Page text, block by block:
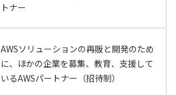
トナー
AWSソリューションの再販と開発のため
に、ほかの企業を募集、教育、支援して
いるAWSパートナー（招待制）